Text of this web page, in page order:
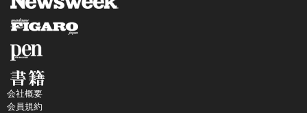
会社概要
会員規約